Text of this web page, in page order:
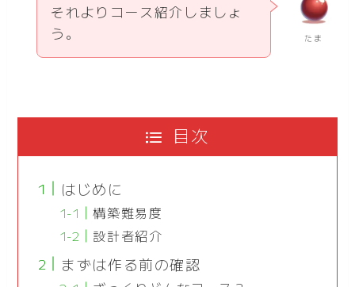
たま
それよりコース紹介しましょ
う。
目次
はじめに
構築難易度
設計者紹介
まずは作る前の確認